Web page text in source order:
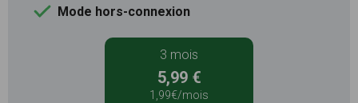
Mode hors-connexion
3 mois
5,99 €
1,99€/mois